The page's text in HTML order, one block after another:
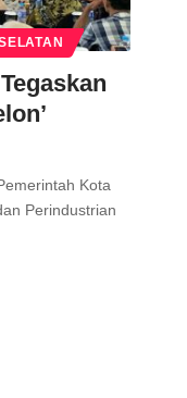
Kota
Perindustrian